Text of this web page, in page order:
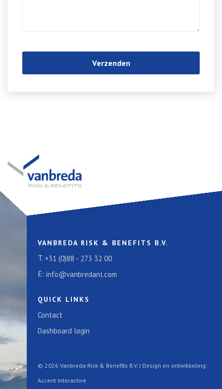
VANBREDA RISK & BENEFITS B.V.
T. +31 (0)88 - 273 32 00
E: info@vanbredanl.com
QUICK LINKS
Contact
Dashboard login
© 2026 Vanbreda Risk & Benefits B.V. | Design en ontwikkeling:
Accent Interactive